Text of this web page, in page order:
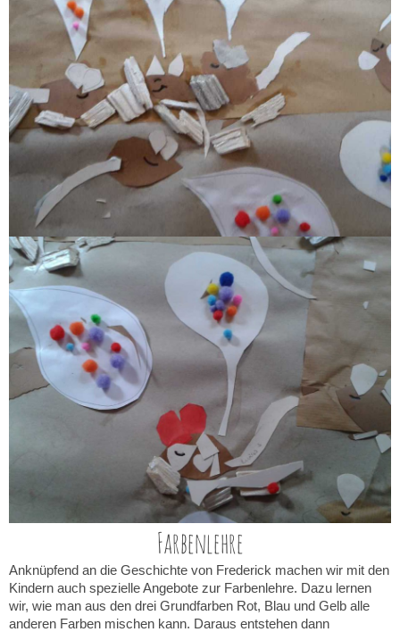
Farbenlehre
Anknüpfend an die Geschichte von Frederick machen wir mit den
Kindern auch spezielle Angebote zur Farbenlehre. Dazu lernen
wir, wie man aus den drei Grundfarben Rot, Blau und Gelb alle
anderen Farben mischen kann. Daraus entstehen dann